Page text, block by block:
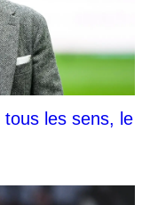
les sens, le